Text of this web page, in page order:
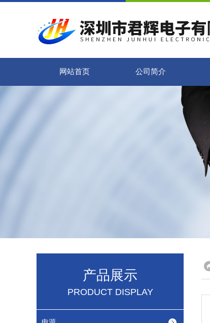
网站首页 公司简介
产品展示
PRODUCT DISPLAY